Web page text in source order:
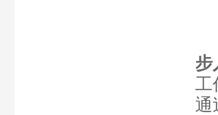
步
工
通